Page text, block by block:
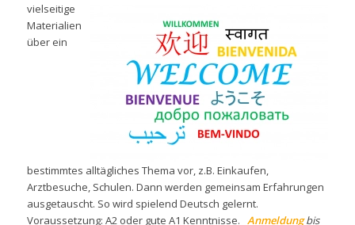
vielseitige
Materialien
über ein
bestimmtes alltägliches Thema vor, z.B. Einkaufen,
Arztbesuche, Schulen. Dann werden gemeinsam Erfahrungen
ausgetauscht. So wird spielend Deutsch gelernt.
Voraussetzung: A2 oder gute A1 Kenntnisse. Anmeldungbis